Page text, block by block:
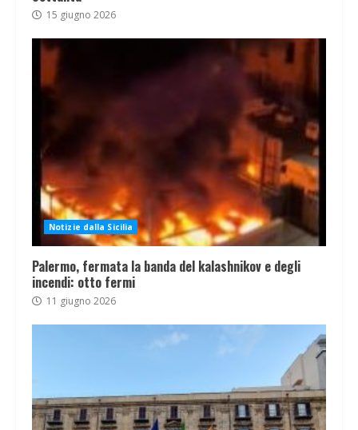
15 giugno 2026
Notizie dalla Sicilia
Palermo, fermata la banda del kalashnikov e degli
incendi: otto fermi
11 giugno 2026